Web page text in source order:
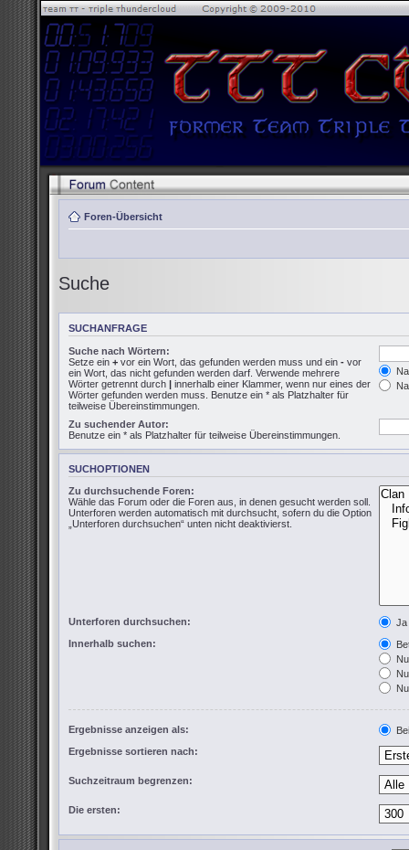
Foren-Übersicht
Suche
SUCHANFRAGE
Suche nach Wörtern:
Setze ein + vor ein Wort, das gefunden werden muss und ein - vor
ein Wort, das nicht gefunden werden darf. Verwende mehrere
Wörter getrennt durch | innerhalb einer Klammer, wenn nur eines der
Wörter gefunden werden muss. Benutze ein * als Platzhalter für
teilweise Übereinstimmungen.
Zu suchender Autor:
Benutze ein * als Platzhalter für teilweise Übereinstimmungen.
SUCHOPTIONEN
Zu durchsuchende Foren:
Wähle das Forum oder die Foren aus, in denen gesucht werden soll.
Unterforen werden automatisch mit durchsucht, sofern du die Option
„Unterforen durchsuchen“ unten nicht deaktivierst.
Unterforen durchsuchen:
Ja
Innerhalb suchen:
Ergebnisse anzeigen als:
Ergebnisse sortieren nach:
Suchzeitraum begrenzen:
Die ersten: